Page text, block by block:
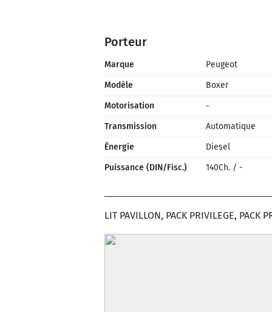
Porteur
Marque
Peugeot
Modèle
Boxer
Motorisation
-
Transmission
Automatique
Énergie
Diesel
Puissance (DIN/Fisc.)
140Ch./ -
LIT PAVILLON, PACK PRIVILEGE, PACK